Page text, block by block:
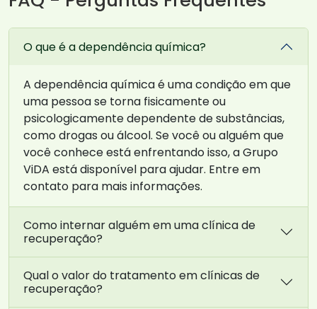
O que é a dependência química?
A dependência química é uma condição em que
uma pessoa se torna fisicamente ou
psicologicamente dependente de substâncias,
como drogas ou álcool. Se você ou alguém que
você conhece está enfrentando isso, a Grupo
ViDA está disponível para ajudar. Entre em
contato para mais informações.
Como internar alguém em uma clínica de
recuperação?
Qual o valor do tratamento em clínicas de
recuperação?